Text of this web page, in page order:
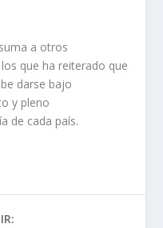
a otros
que ha reiterado que
darse bajo
y pleno
de cada país.